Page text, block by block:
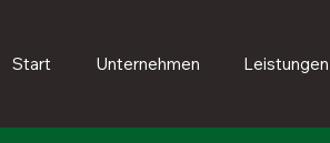
Start Unternehmen Leistungen